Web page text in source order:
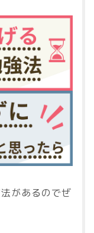
があるのでぜ